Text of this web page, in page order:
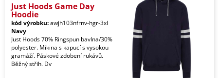
Just Hoods Game Day
Hoodie
kód výrobku:awjh103nfrnv-hgr-3xl
Navy
Just Hoods 70% Ringspun bavlna/30%
polyester. Mikina s kapucí s vysokou
gramáží. Páskové zdobení rukávů.
Běžný střih. Dv